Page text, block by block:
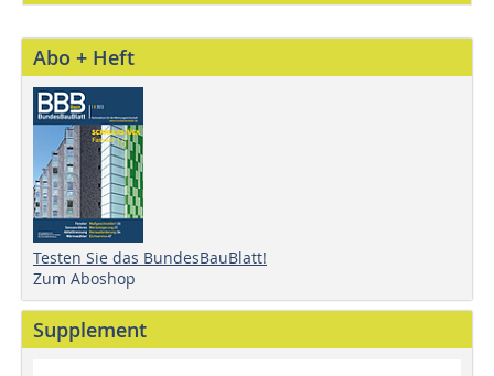
Abo + Heft
Testen Sie das BundesBauBlatt!
Zum Aboshop
Supplement